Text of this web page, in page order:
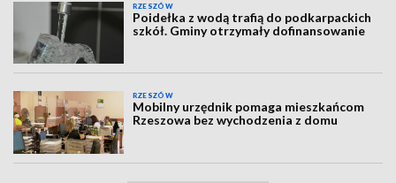
RZESZÓW
Poidełka z wodą trafią do podkarpackich
szkół. Gminy otrzymały dofinansowanie
RZESZÓW
Mobilny urzędnik pomaga mieszkańcom
Rzeszowa bez wychodzenia z domu